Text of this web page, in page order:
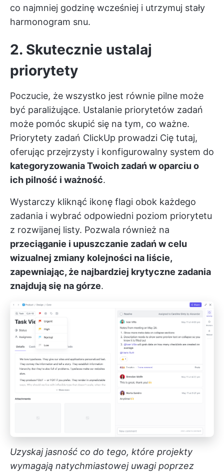
co najmniej godzinę wcześniej i utrzymuj stały
harmonogram snu.
2. Skutecznie ustalaj
priorytety
Poczucie, że wszystko jest równie pilne może
być paraliżujące. Ustalanie priorytetów zadań
może pomóc skupić się na tym, co ważne.
Priorytety zadań ClickUp prowadzi Cię tutaj,
oferując przejrzysty i konfigurowalny system do
kategoryzowania Twoich zadań w oparciu o
ich pilność i ważność.
Wystarczy kliknąć ikonę flagi obok każdego
zadania i wybrać odpowiedni poziom priorytetu
z rozwijanej listy. Pozwala również na
przeciąganie i upuszczanie zadań w celu
wizualnej zmiany kolejności na liście,
zapewniając, że najbardziej krytyczne zadania
znajdują się na górze.
Uzyskaj jasność co do tego, które projekty
wymagają natychmiastowej uwagi poprzez